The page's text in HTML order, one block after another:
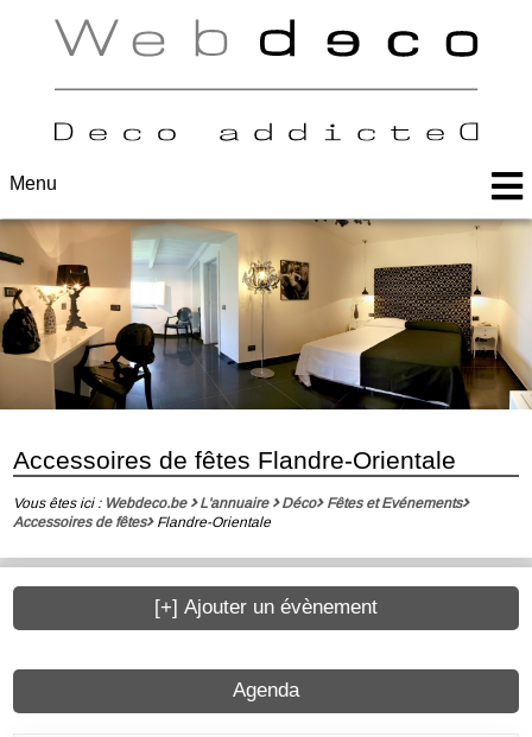
Menu
Accessoires de fêtes Flandre-Orientale
Vous êtes ici : Webdeco.be L'annuaire Déco
Fêtes et Evénements
Accessoires de fêtes
Flandre-Orientale
Agenda
[+] Ajouter un évènement